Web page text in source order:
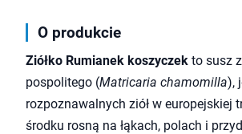
O produkcie
Ziółko Rumianek koszyczek to susz
pospolitego (Matricaria chamomilla),
rozpoznawalnych ziół w europejskiej
środku rosną na łąkach, polach i